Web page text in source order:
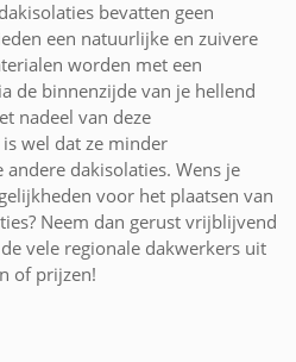
bevatten geen
een natuurlijke en zuivere
worden met een
de binnenzijde van je hellend
nadeel van deze
wel dat ze minder
dakisolaties. Wens je
voor het plaatsen van
Neem dan gerust vrijblijvend
vele regionale dakwerkers uit
of prijzen!